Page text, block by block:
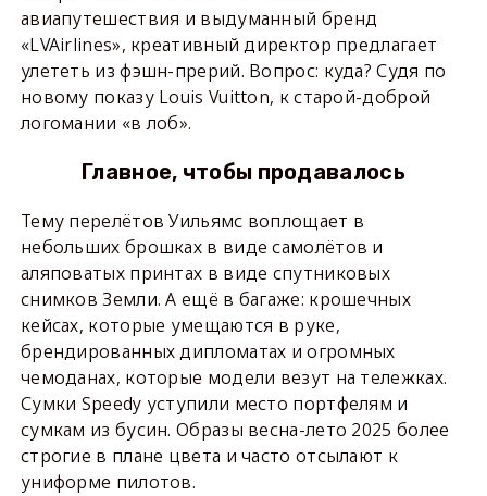
авиапутешествия и выдуманный бренд
«LVAirlines», креативный директор предлагает
улететь из фэшн-прерий. Вопрос: куда? Судя по
новому показу Louis Vuitton, к старой-доброй
логомании «в лоб».
Главное, чтобы продавалось
Тему перелётов Уильямс воплощает в
небольших брошках в виде самолётов и
аляповатых принтах в виде спутниковых
снимков Земли. А ещё в багаже: крошечных
кейсах, которые умещаются в руке,
брендированных дипломатах и огромных
чемоданах, которые модели везут на тележках.
Сумки Speedy уступили место портфелям и
сумкам из бусин. Образы весна-лето 2025 более
строгие в плане цвета и часто отсылают к
униформе пилотов.